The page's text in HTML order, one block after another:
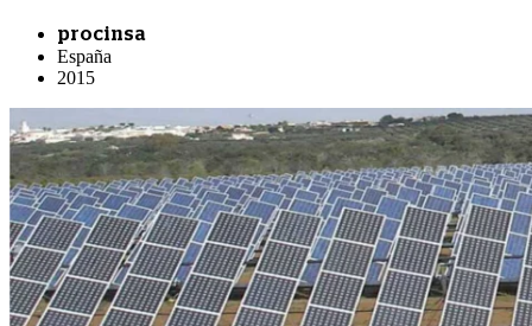
procinsa
España
2015